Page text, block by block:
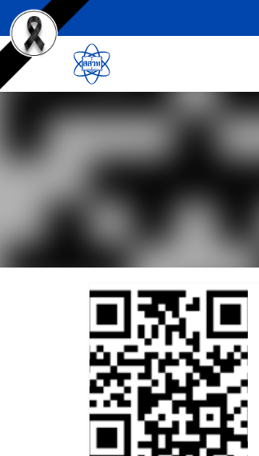
ข้ามไปยังเนื้อหาหลัก
เครื่องมือช่วยเหลือ